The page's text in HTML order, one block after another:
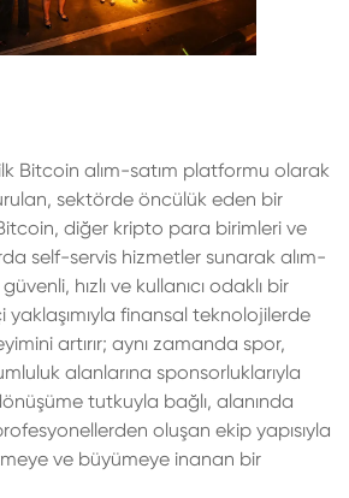
Bitcoin alım-satım platformu olarak
sektörde öncülük eden bir
diğer kripto para birimleri ve
self-servis hizmetler sunarak alım-
hızlı ve kullanıcı odaklı bir
yaklaşımıyla finansal teknolojilerde
artırır; aynı zamanda spor,
alanlarına sponsorluklarıyla
tutkuyla bağlı, alanında
oluşan ekip yapısıyla
ve büyümeye inanan bir